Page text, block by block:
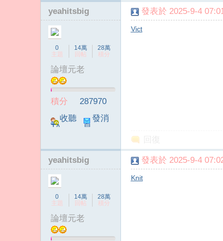
yeahitsbig
0
主題
14萬
回帖
28萬
積分
論壇元老
積分
287970
收聽
TA
發消
息
發表於 2025-9-4
Vict
yeahitsbig
0
主題
14萬
回帖
28萬
積分
論壇元老
發表於 2025-9-4
Knit